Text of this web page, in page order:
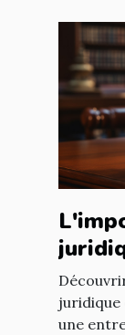
de la
juridique
une